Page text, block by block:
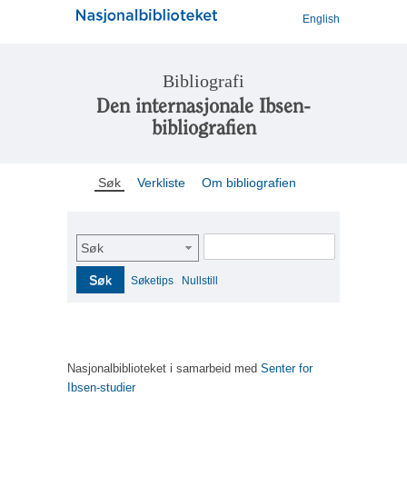
English
Bibliografi
Den internasjonale Ibsen-
bibliografien
Søk Verkliste Om bibliografien
Søk
Søk Søketips Nullstill
Nasjonalbiblioteket i samarbeid med Senter for
Ibsen-studier